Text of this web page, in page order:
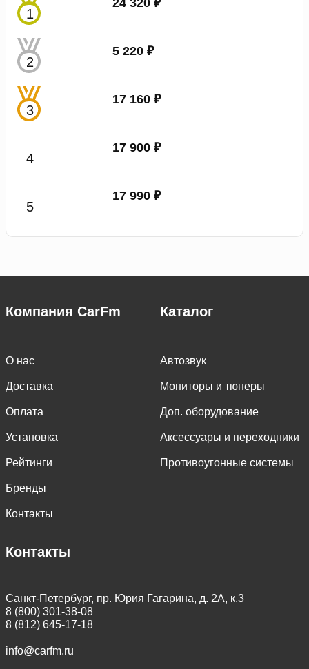
5 220 ₽
17 160 ₽
17 900 ₽
17 990 ₽
Компания CarFm
О нас
Доставка
Оплата
Установка
Рейтинги
Бренды
Контакты
Каталог
Автозвук
Мониторы и тюнеры
Доп. оборудование
Аксессуары и переходники
Противоугонные системы
Контакты
Санкт-Петербург, пр. Юрия Гагарина, д. 2А, к.3
8 (800) 301-38-08
8 (812) 645-17-18
info@carfm.ru